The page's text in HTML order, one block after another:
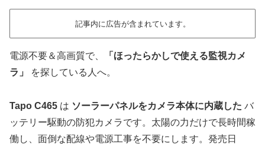
記事内に広告が含まれています。
電源不要＆高画質で、
「ほったらかしで使える監視カメ
ラ」
を探している人へ。
Tapo C465 は ソーラーパネルをカメラ本体に内蔵した バ
ッテリー駆動の防犯カメラです。太陽の力だけで長時間稼
働し、面倒な配線や電源工事を不要にします。発売日